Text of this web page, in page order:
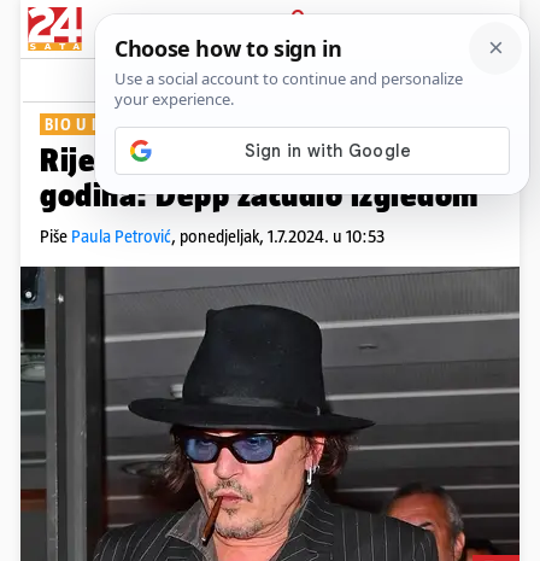
PRIJAVA
Show Komentari
BIO U IZLASKU
Rijetko je u javnosti posljednjih
godina: Depp začudio izgledom
Piše Paula Petrović, ponedjeljak, 1.7.2024. u 10:53